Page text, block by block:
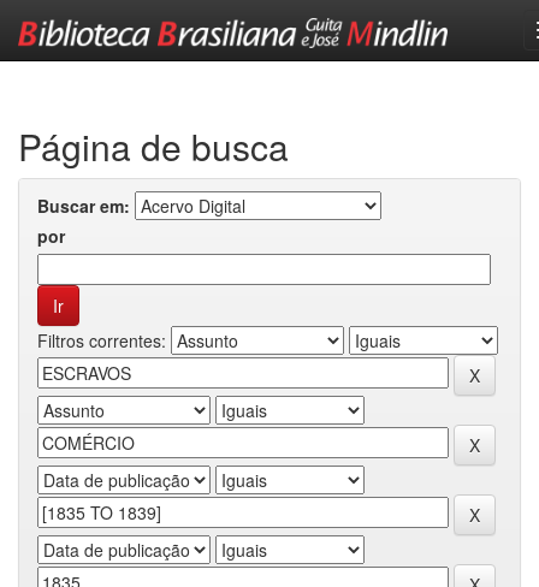
Página de busca
Buscar em:
por
Filtros correntes: